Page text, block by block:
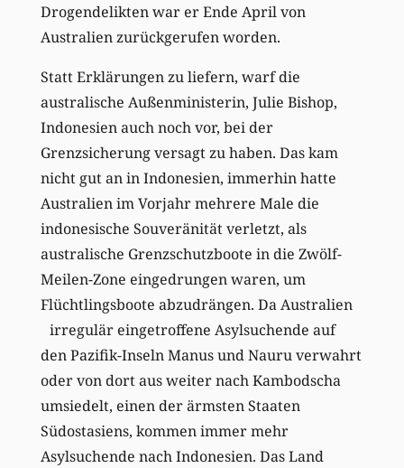
Drogendelikten war er Ende April von
Australien zurückgerufen worden.
Statt Erklärungen zu liefern, warf die
australische Außenministerin, Julie Bishop,
Indonesien auch noch vor, bei der
Grenzsicherung versagt zu haben. Das kam
nicht gut an in Indonesien, immerhin hatte
Australien im Vorjahr mehrere Male die
indonesische Souveränität verletzt, als
australische Grenzschutzboote in die Zwölf-
Meilen-Zone eingedrungen waren, um
Flüchtlingsboote abzudrängen. Da Australien
irregulär eingetroffene Asylsuchende auf
den Pazifik-Inseln Manus und Nauru verwahrt
oder von dort aus weiter nach Kambodscha
umsiedelt, einen der ärmsten Staaten
Südostasiens, kommen immer mehr
Asylsuchende nach Indonesien. Das Land